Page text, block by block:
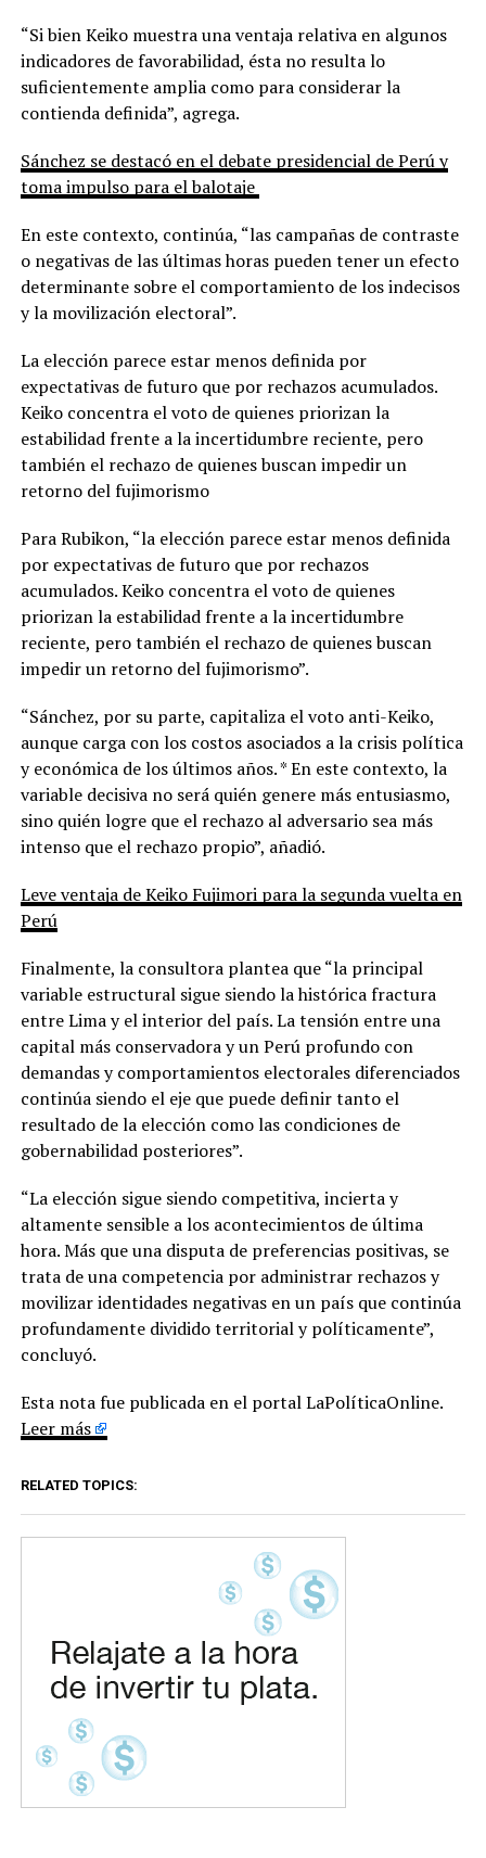
“Si bien Keiko muestra una ventaja relativa en algunos
indicadores de favorabilidad, ésta no resulta lo
suficientemente amplia como para considerar la
contienda definida”, agrega.
Sánchez se destacó en el debate presidencial de Perú y
toma impulso para el balotaje
En este contexto, continúa, “las campañas de contraste
o negativas de las últimas horas pueden tener un efecto
determinante sobre el comportamiento de los indecisos
y la movilización electoral”.
La elección parece estar menos definida por
expectativas de futuro que por rechazos acumulados.
Keiko concentra el voto de quienes priorizan la
estabilidad frente a la incertidumbre reciente, pero
también el rechazo de quienes buscan impedir un
retorno del fujimorismo
Para Rubikon, “la elección parece estar menos definida
por expectativas de futuro que por rechazos
acumulados. Keiko concentra el voto de quienes
priorizan la estabilidad frente a la incertidumbre
reciente, pero también el rechazo de quienes buscan
impedir un retorno del fujimorismo”.
“Sánchez, por su parte, capitaliza el voto anti-Keiko,
aunque carga con los costos asociados a la crisis política
y económica de los últimos años. * En este contexto, la
variable decisiva no será quién genere más entusiasmo,
sino quién logre que el rechazo al adversario sea más
intenso que el rechazo propio”, añadió.
Leve ventaja de Keiko Fujimori para la segunda vuelta en
Perú
Finalmente, la consultora plantea que “la principal
variable estructural sigue siendo la histórica fractura
entre Lima y el interior del país. La tensión entre una
capital más conservadora y un Perú profundo con
demandas y comportamientos electorales diferenciados
continúa siendo el eje que puede definir tanto el
resultado de la elección como las condiciones de
gobernabilidad posteriores”.
“La elección sigue siendo competitiva, incierta y
altamente sensible a los acontecimientos de última
hora. Más que una disputa de preferencias positivas, se
trata de una competencia por administrar rechazos y
movilizar identidades negativas en un país que continúa
profundamente dividido territorial y políticamente”,
concluyó.
Esta nota fue publicada en el portal LaPolíticaOnline.
Leer más
RELATED TOPICS: